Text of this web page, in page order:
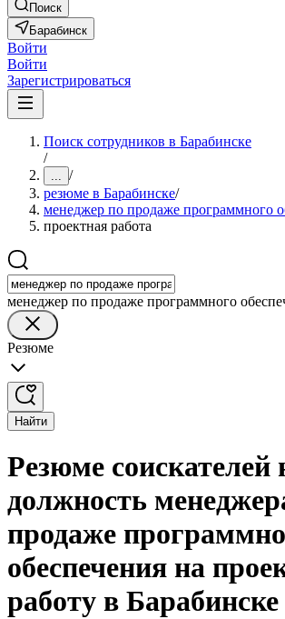
Поиск
Барабинск
Войти
Войти
Зарегистрироваться
Поиск сотрудников в Барабинске
/
... /
резюме в Барабинске/
менеджер по продаже программного
проектная работа
менеджер по продаже программного
Резюме
Найти
Резюме соискателей
должность
продаже
обеспечения на
работу в Барабинске